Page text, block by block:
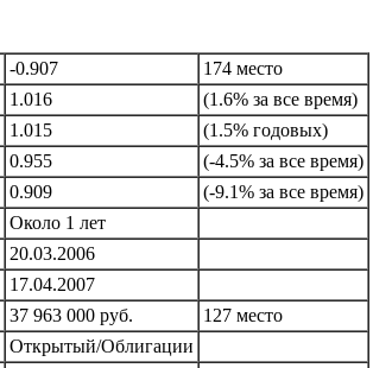
-0.907
174 место
1.016
(1.6% за все время)
1.015
(1.5% годовых)
0.955
(-4.5% за все время)
0.909
(-9.1% за все время)
Около 1 лет
20.03.2006
17.04.2007
37 963 000 руб.
127 место
Открытый/Облигации